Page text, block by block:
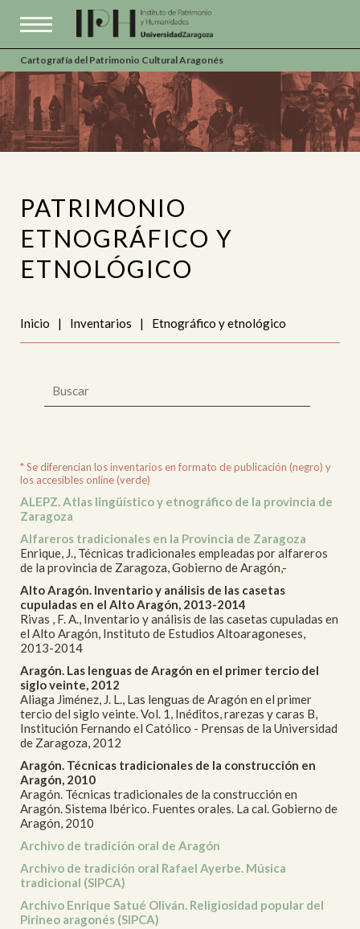
Cartografía del Patrimonio Cultural Aragonés
PATRIMONIO
ETNOGRÁFICO Y
ETNOLÓGICO
Inicio | Inventarios | Etnográfico y etnológico
* Se diferencian los inventarios en formato de publicación (negro) y
los accesibles online (verde)
ALEPZ. Atlas lingüístico y etnográfico de la provincia de
Zaragoza
Alfareros tradicionales en la Provincia de Zaragoza
Enrique, J., Técnicas tradicionales empleadas por alfareros
de la provincia de Zaragoza, Gobierno de Aragón,-
Alto Aragón. Inventario y análisis de las casetas
cupuladas en el Alto Aragón, 2013-2014
Rivas , F. A., Inventario y análisis de las casetas cupuladas en
el Alto Aragón, Instituto de Estudios Altoaragoneses,
2013-2014
Aragón. Las lenguas de Aragón en el primer tercio del
siglo veinte, 2012
Aliaga Jiménez, J. L., Las lenguas de Aragón en el primer
tercio del siglo veinte. Vol. 1, Inéditos, rarezas y caras B,
Institución Fernando el Católico - Prensas de la Universidad
de Zaragoza, 2012
Aragón. Técnicas tradicionales de la construcción en
Aragón, 2010
Aragón. Técnicas tradicionales de la construcción en
Aragón. Sistema Ibérico. Fuentes orales. La cal. Gobierno de
Aragón, 2010
Archivo de tradición oral de Aragón
Archivo de tradición oral Rafael Ayerbe. Música
tradicional (SIPCA)
Archivo Enrique Satué Oliván. Religiosidad popular del
Pirineo aragonés (SIPCA)